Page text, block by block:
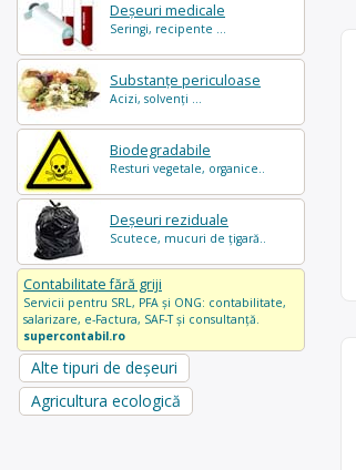
Deșeuri medicale
Seringi, recipente ...
Substanțe periculoase
Acizi, solvenți ...
Biodegradabile
Resturi vegetale, organice..
Deșeuri reziduale
Scutece, mucuri de țigară..
Contabilitate fără griji
Servicii pentru SRL, PFA și ONG: contabilitate,
salarizare, e-Factura, SAF-T și consultanță.
supercontabil.ro
Alte tipuri de deșeuri
Agricultura ecologică